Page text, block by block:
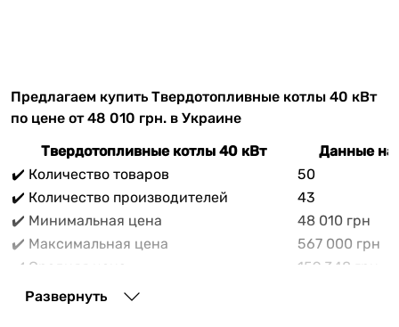
Предлагаем купить Твердотопливные котлы 40 кВт
по цене от 48 010 грн. в Украине
Твердотопливные котлы 40 кВт
Данные на
✔️ Количество товаров
50
✔️ Количество производителей
43
✔️ Минимальная цена
48 010 грн
✔️ Максимальная цена
567 000 грн
✔️ Средняя цена
159 348 грн
В прайс-каталоге vencon.ua Твердотопливные котлы
Развернуть